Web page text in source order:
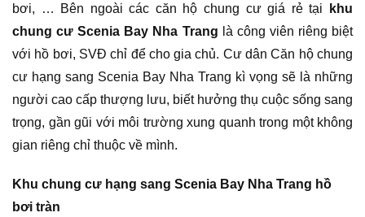
bơi, … Bên ngoài các căn hộ chung cư giá rẻ tại
khu
chung cư Scenia Bay Nha Trang là công viên riêng biệt
với hồ bơi, SVĐ chỉ để cho gia chủ. Cư dân Căn hộ chung
cư hạng sang Scenia Bay Nha Trang kì vọng sẽ là những
người cao cấp thượng lưu, biết hưởng thụ cuộc sống sang
trọng, gần gũi với môi trường xung quanh trong một không
gian riêng chỉ thuộc về mình.
Khu chung cư hạng sang Scenia Bay Nha Trang hồ
bơi tràn